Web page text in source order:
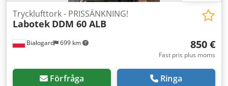
Białogard 699 km
Trycklufttork - PRISSÄNKNING!
Labotek DDM 60 ALB
850 €
Fast pris plus moms
Förfråga Ringa